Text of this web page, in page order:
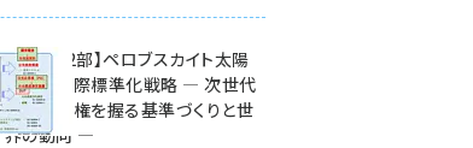
特集【第2部】ペロブスカイト太陽
電池の国際標準化戦略 ― 次世代
市場の覇権を握る基準づくりと世
界の動向 ―